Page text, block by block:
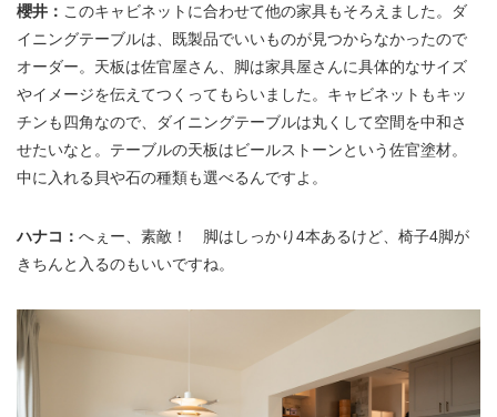
櫻井： このキャビネットに合わせて他の家具もそろえました。ダ
イニングテーブルは、既製品でいいものが見つからなかったので
オーダー。天板は佐官屋さん、脚は家具屋さんに具体的なサイズ
やイメージを伝えてつくってもらいました。キャビネットもキッ
チンも四角なので、ダイニングテーブルは丸くして空間を中和さ
せたいなと。テーブルの天板はビールストーンという佐官塗材。
中に入れる貝や石の種類も選べるんですよ。
ハナコ： へぇー、素敵！ 脚はしっかり4本あるけど、椅子4脚が
きちんと入るのもいいですね。